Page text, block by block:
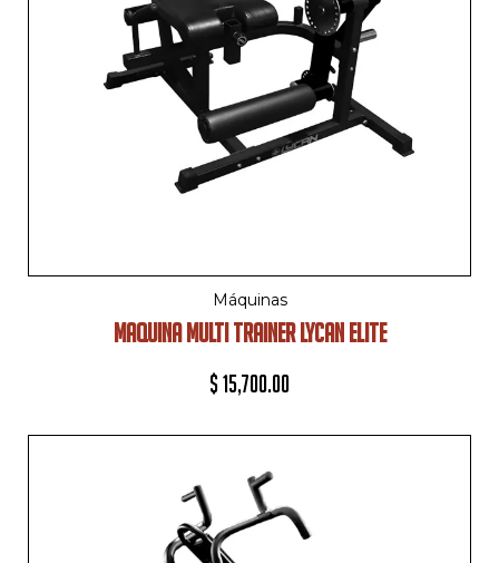
Máquinas
MAQUINA MULTI TRAINER LYCAN ELITE
$15,700.00